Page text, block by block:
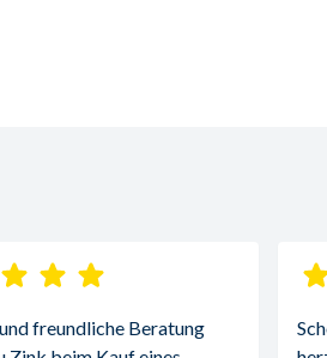
freundliche Beratung